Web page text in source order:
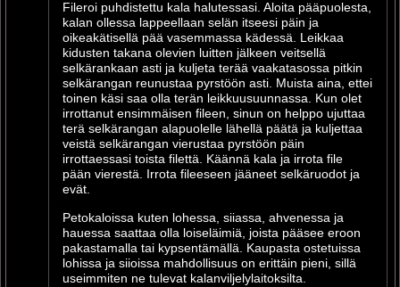
Fileroi puhdistettu kala halutessasi. Aloita pääpuolesta,
kalan ollessa lappeellaan selän itseesi päin ja
oikeakätisellä pää vasemmassa kädessä. Leikkaa
kidusten takana olevien luitten jälkeen veitsellä
selkärankaan asti ja kuljeta terää vaakatasossa pitkin
selkärangan reunustaa pyrstöön asti. Muista aina, ettei
toinen käsi saa olla terän leikkuusuunnassa. Kun olet
irrottanut ensimmäisen fileen, sinun on helppo ujuttaa
terä selkärangan alapuolelle lähellä päätä ja kuljettaa
veistä selkärangan vierustaa pyrstöön päin
irrottaessasi toista filettä. Käännä kala ja irrota file
pään vierestä. Irrota fileeseen jääneet selkäruodot ja
evät.
Petokaloissa kuten lohessa, siiassa, ahvenessa ja
hauessa saattaa olla loiseläimiä, joista pääsee eroon
pakastamalla tai kypsentämällä. Kaupasta ostetuissa
lohissa ja siioissa mahdollisuus on erittäin pieni, sillä
useimmiten ne tulevat kalanviljelylaitoksilta.